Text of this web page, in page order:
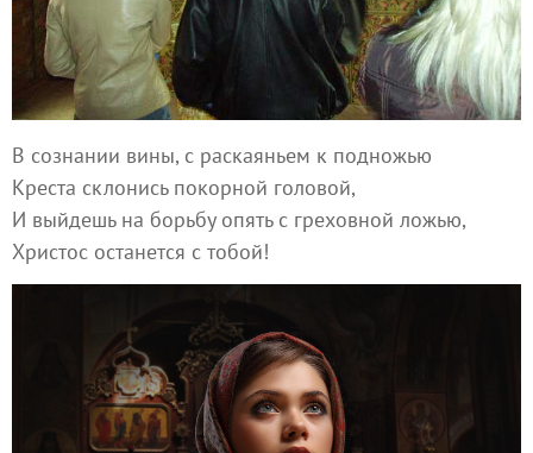
В сознании вины, с раскаяньем к подножью
Креста склонись покорной головой,
И выйдешь на борьбу опять с греховной ложью,
Христос останется с тобой!